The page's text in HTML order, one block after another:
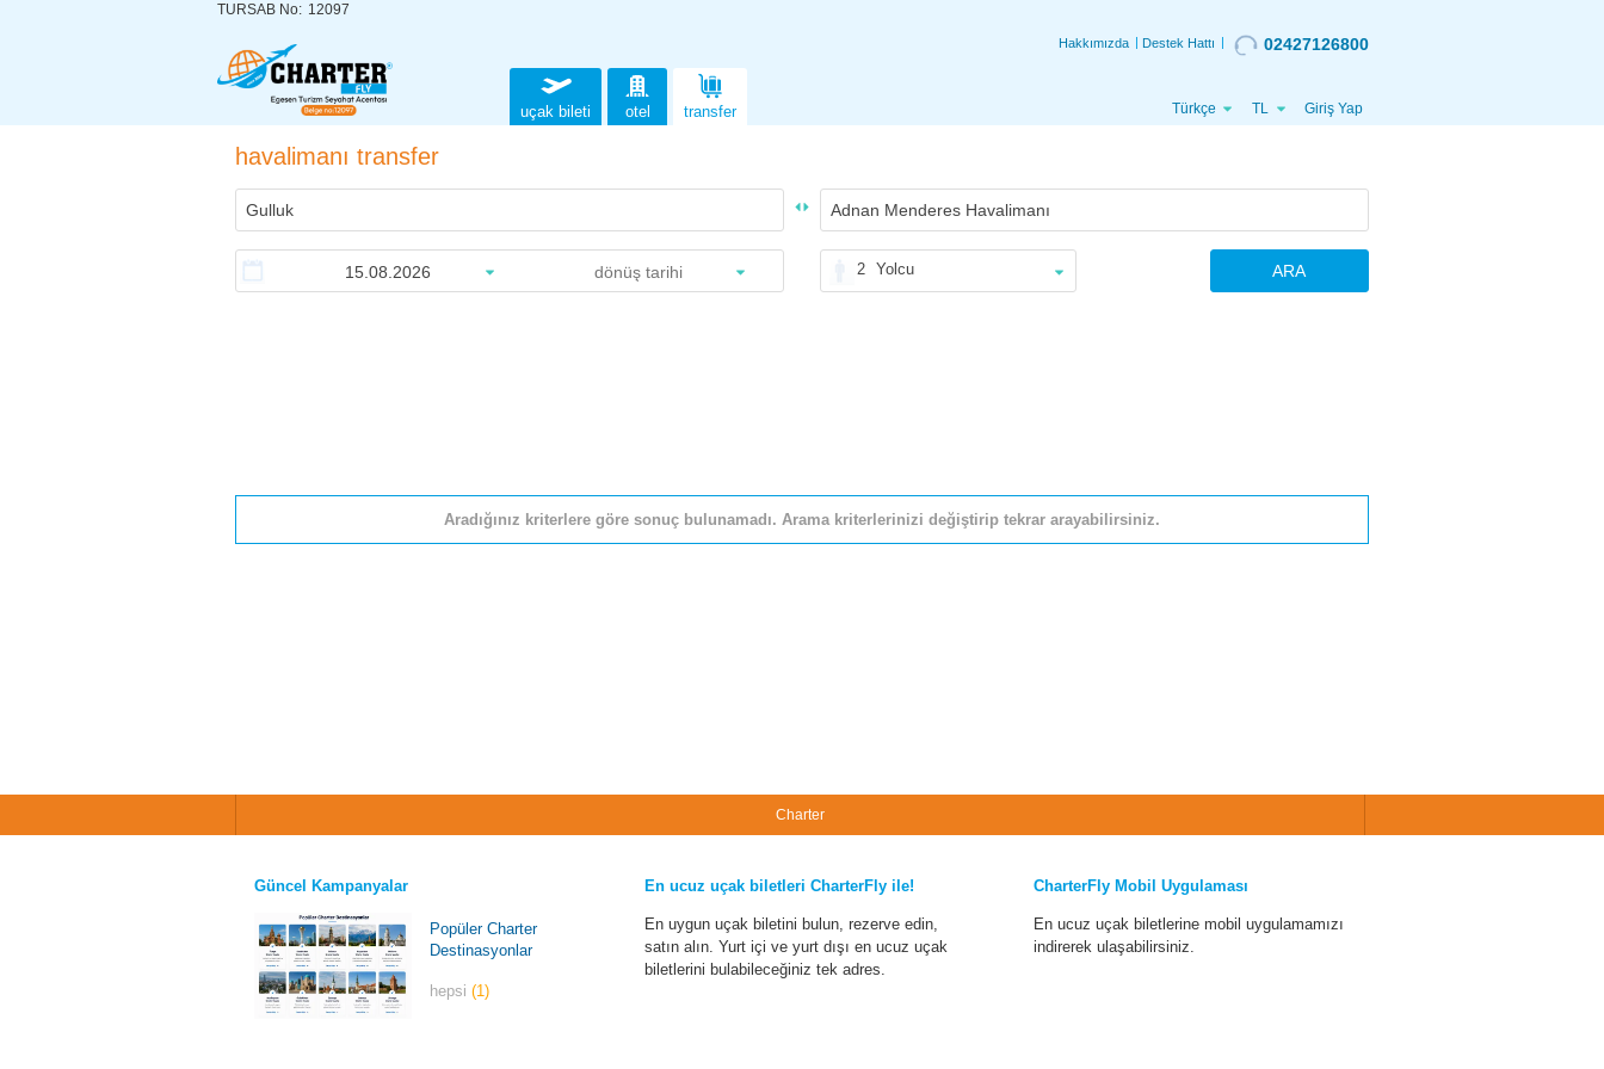
TURSAB No: 12097
Hakkımızda Destek Hattı 02427126800
uçak bileti otel transfer Türkçe TL Giriş Yap
havalimanı transfer
2 Yolcu ARA
Aradığınız kriterlere göre sonuç bulunamadı. Arama kriterlerinizi değiştirip tekrar arayabilirsiniz.
Charter
Güncel Kampanyalar
Popüler Charter
Destinasyonlar
hepsi(1)
En ucuz uçak biletleri CharterFly ile!
En uygun uçak biletini bulun, rezerve edin,
satın alın. Yurt içi ve yurt dışı en ucuz uçak
biletlerini bulabileceğiniz tek adres.
CharterFly Mobil Uygulaması
En ucuz uçak biletlerine mobil uygulamamızı
indirerek ulaşabilirsiniz.